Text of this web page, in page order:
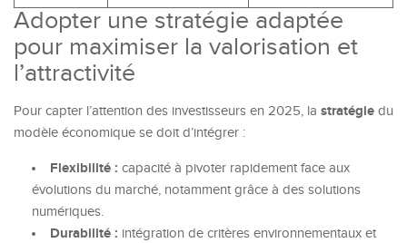
Adopter une stratégie adaptée
pour maximiser la valorisation et
l’attractivité
Pour capter l’attention des investisseurs en 2025, la stratégie du
modèle économique se doit d’intégrer :
Flexibilité : capacité à pivoter rapidement face aux
évolutions du marché, notamment grâce à des solutions
numériques.
Durabilité : intégration de critères environnementaux et